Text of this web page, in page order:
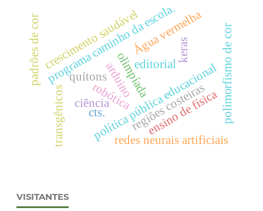
editorial
olimpíada
política pública educacional
programa caminho da escola.
padrões de cor polimorfismo de cor
quítons
regiões costeiras
robótica
redes neurais artificiais
keras
crescimento saudável
transgênicos cts.
Água vermelha
ensino de física
ciência
arduino
VISITANTES